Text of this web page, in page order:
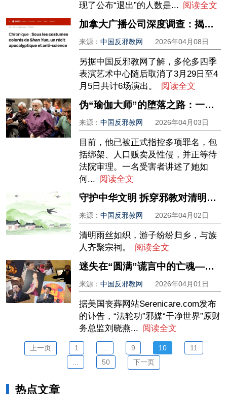
现了公布“退出”的人数是... 阅读全文
加拿大广播公司深度调查：揭开“神韵”背后的末世论与反科学真相
来源：中国反邪教网 2026年04月08日
另据中国反邪教网了解，多伦多四季
表演艺术中心随后取消了3月29日至4
月5日共计6场演出。
阅读全文
伪“瑜伽大师”的堕落之路：一个跨国精神控制犯罪网络的覆灭
来源：中国反邪教网 2026年04月03日
目前，他已被正式指控多项罪名，包
括绑架、人口贩卖及性侵，并正等待
法院审理。一名受害者讲述了她如
何... 阅读全文
守护中华文明 拆穿邪教对清明文化的亵渎裹挟
来源：中国反邪教网 2026年04月02日
清明雨丝如织，游子纷纷归乡，与族
人齐聚宗祠。
阅读全文
迷失在“圆满”谎言中的亡魂——揭穿“法轮功”草菅人命的邪教本质
来源：中国反邪教网 2026年04月01日
据美国丧葬网站Serenicare.com发布
的讣告，“法轮功”邪媒“干净世界”原财
务总监刘晓燕... 阅读全文
上一页 1 9 10
11
50 下一页
热点文章